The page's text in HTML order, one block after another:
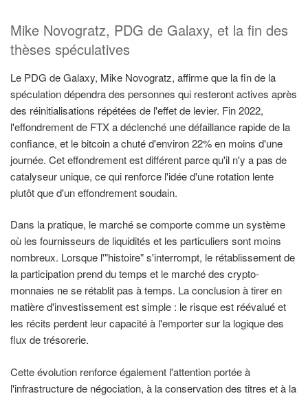
Mike Novogratz, PDG de Galaxy, et la fin des
thèses spéculatives
Le PDG de Galaxy, Mike Novogratz, affirme que la fin de la
spéculation dépendra des personnes qui resteront actives après
des réinitialisations répétées de l'effet de levier. Fin 2022,
l'effondrement de FTX a déclenché une défaillance rapide de la
confiance, et le bitcoin a chuté d'environ 22% en moins d'une
journée. Cet effondrement est différent parce qu'il n'y a pas de
catalyseur unique, ce qui renforce l'idée d'une rotation lente
plutôt que d'un effondrement soudain.
Dans la pratique, le marché se comporte comme un système
où les fournisseurs de liquidités et les particuliers sont moins
nombreux. Lorsque l'"histoire" s'interrompt, le rétablissement de
la participation prend du temps et le marché des crypto-
monnaies ne se rétablit pas à temps. La conclusion à tirer en
matière d'investissement est simple : le risque est réévalué et
les récits perdent leur capacité à l'emporter sur la logique des
flux de trésorerie.
Cette évolution renforce également l'attention portée à
l'infrastructure de négociation, à la conservation des titres et à la